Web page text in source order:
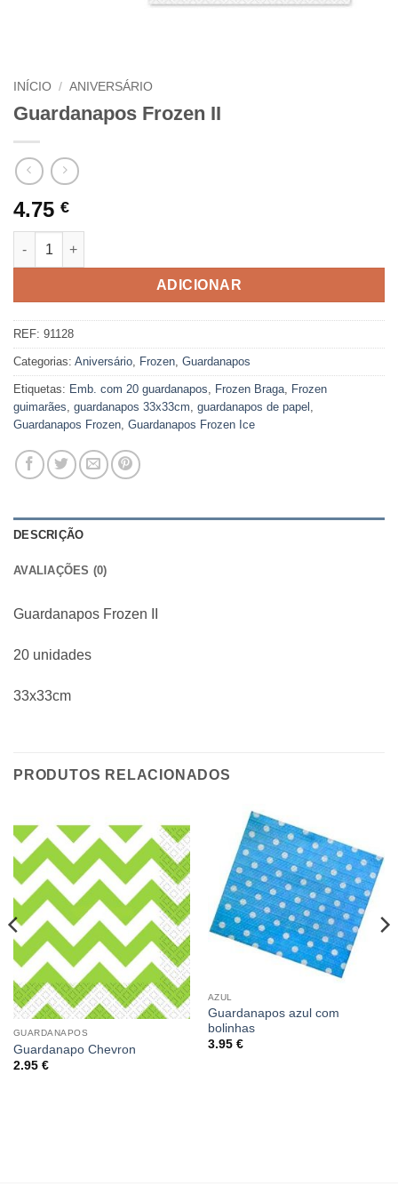
INÍCIO / ANIVERSÁRIO
Guardanapos Frozen II
4.75 €
Quantidade de Guardanapos Frozen II
ADICIONAR
REF: 91128
Categorias: Aniversário, Frozen, Guardanapos
Etiquetas: Emb. com 20 guardanapos, Frozen Braga, Frozen
guimarães, guardanapos 33x33cm, guardanapos de papel ,
Guardanapos Frozen, Guardanapos Frozen Ice
DESCRIÇÃO
AVALIAÇÕES (0)
Guardanapos Frozen II
20 unidades
33x33cm
PRODUTOS RELACIONADOS
GUARDANAPOS
Guardanapo Chevron
2.95 €
AZUL
Guardanapos azul com
bolinhas
3.95 €